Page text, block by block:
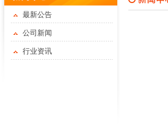
最新公告
公司新闻
行业资讯